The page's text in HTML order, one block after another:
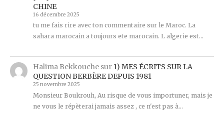
CHINE
16 décembre 2025
tu me fais rire avec ton commentaire sur le Maroc. La
sahara marocain a toujours ete marocain. L algerie est…
Halima Bekkouchesur 1) MES ÉCRITS SUR LA
QUESTION BERBÈRE DEPUIS 1981
25 novembre 2025
Monsieur Boukrouh, Au risque de vous importuner, mais je
ne vous le répèterai jamais assez , ce n'est pas à…